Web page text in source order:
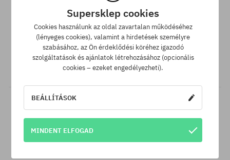
Elérhető méretek:
SuperClub hűségprogram
SuperClub hűségprogramunknak köszönhetően minden olyan
vásárlás után, amire nem jár kedvezmény, a számládon a
vásárlás összegétől függően akár a végösszeg 12%-át jóváírjuk!
Supersklep cookies
Cookies használunk az oldal zavartalan működéséhez
(lényeges cookies), valamint a hirdetések személyre
szabásához, az Ön érdeklődési köréhez igazodó
szolgáltatások és ajánlatok létrehozásához (opcionális
cookies – ezeket engedélyezheti).
BEÁLLÍTÁSOK
MINDENT ELFOGAD